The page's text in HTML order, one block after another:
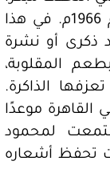
باتحاد المرأة الفلسطينية عام 1966م. في هذا
ذكرى أو نشرة
المقلوبة،
الذاكرة.
القاهرة موعدًا
لمحمود
تحفظ أشعاره